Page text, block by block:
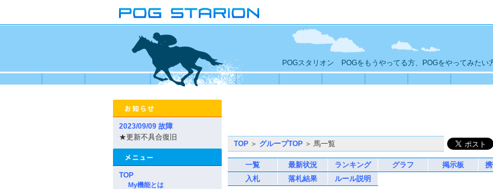
POGスタリオン POGをもうやってる方、POGをやってみたい
2023/09/09 故障
★更新不具合復旧
TOP
My機能とは
TOP ＞ グループTOP ＞ 馬一覧
一覧 最新状況 ランキング グラフ 掲示板
入札
落札結果
ルール説明